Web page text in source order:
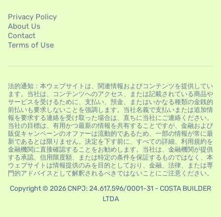
Privacy Policy
About Us
Contact
Terms of Use
法的通知：本ウェブサイトは、関連情報およびコンテンツを提供してい
ます。当社は、コンテンツへのアクセス、または記載されている商品や
サービスを受けるために、支払い、預金、またはいかなる種類の金銭的
前払いも要求しないことを強調します。当社名義で支払いまたは追加情
報を要求する連絡を受け取った場合は、直ちに当社にご連絡ください。
当社の目標は、有用かつ最新の情報を共有することですが、金融および
販促キャンペーンのオファーは流動的であるため、一部の情報が常に最
新であるとは限りません。決定を下す前に、すべての詳細、利用規約を
金融機関に直接確認することをお勧めします。当社は、金融機関が提供
する承認、信用限度額、または特定の条件を保証するものではなく、本
ウェブサイトは情報提供のみを目的としており、金融、法律、または専
門的アドバイスとして解釈されるべきではないことにご注意ください。
Copyright © 2026 CNPJ: 24.617.596/0001-31 - COSTA BUILDER
LTDA